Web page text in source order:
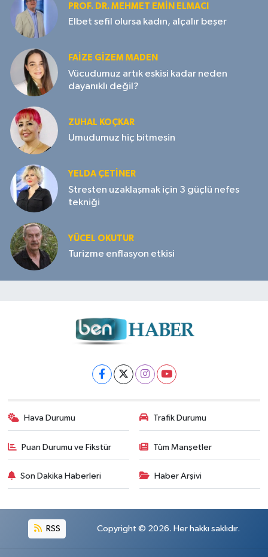
PROF. DR. MEHMET EMIN ELMACI
Elbet sefil olursa kadın, alçalır beşer
FAIZE GIZEM MADEN
Vücudumuz artık eskisi kadar neden
dayanıklı değil?
ZUHAL KOÇKAR
Umudumuz hiç bitmesin
YELDA ÇETİNER
Stresten uzaklaşmak için 3 güçlü nefes
tekniği
YÜCEL OKUTUR
Turizme enflasyon etkisi
Hava Durumu Trafik Durumu
Puan Durumu ve Fikstür Tüm Manşetler
Son Dakika Haberleri Haber Arşivi
RSS Copyright © 2026. Her hakkı saklıdır.